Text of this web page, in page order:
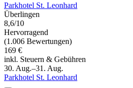
Parkhotel St. Leonhard
Überlingen
8,6/10
Hervorragend
(1.006 Bewertungen)
169 €
inkl. Steuern & Gebühren
30. Aug.–31. Aug.
Parkhotel St. Leonhard